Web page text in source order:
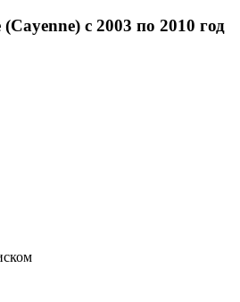
с 2003 по 2010 год